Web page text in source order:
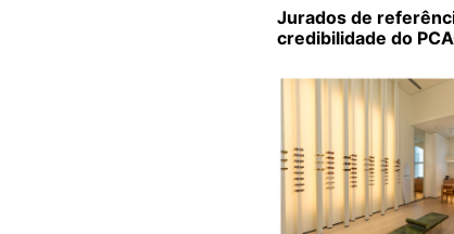
Jurados de
credibilidade do